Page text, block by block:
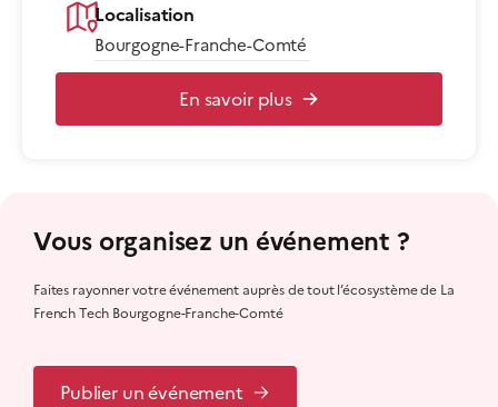
Localisation
Bourgogne-Franche-Comté
En savoir plus
Vous organisez un événement ?
Faites rayonner votre événement auprès de tout l’écosystème de La
French Tech Bourgogne-Franche-Comté
Publier un événement